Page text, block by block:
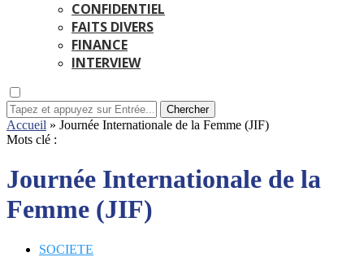
CONFIDENTIEL
FAITS DIVERS
FINANCE
INTERVIEW
Chercher
Accueil » Journée Internationale de la Femme (JIF)
Mots clé :
Journée Internationale de la
Femme (JIF)
SOCIETE